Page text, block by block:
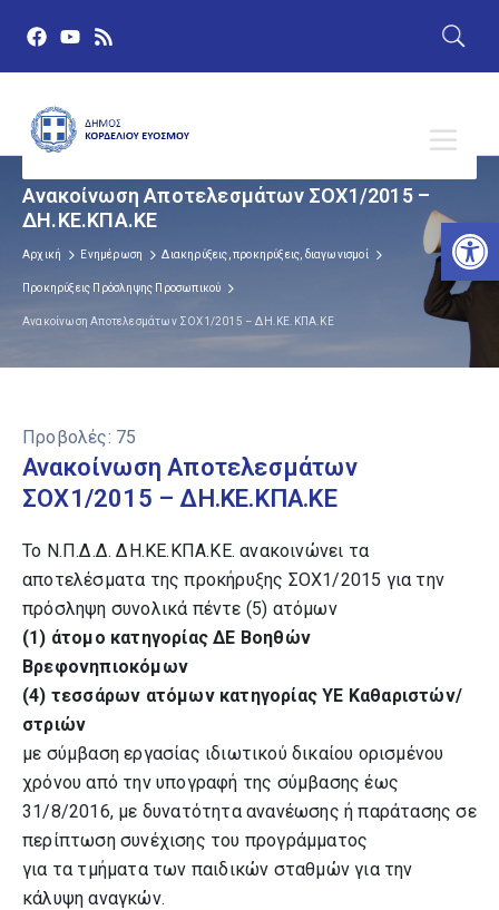
Ανακοίνωση Αποτελεσμάτων ΣΟΧ1/2015 –
ΔΗ.ΚΕ.ΚΠΑ.ΚΕ
Αρχική Ενημέρωση Διακηρύξεις, προκηρύξεις, διαγωνισμοί
Προκηρύξεις Πρόσληψης Προσωπικού
Ανακοίνωση Αποτελεσμάτων ΣΟΧ1/2015 – ΔΗ.ΚΕ.ΚΠΑ.ΚΕ
Προβολές: 75
Ανακοίνωση Αποτελεσμάτων
ΣΟΧ1/2015 – ΔΗ.ΚΕ.ΚΠΑ.ΚΕ
Το Ν.Π.Δ.Δ. ΔΗ.ΚΕ.ΚΠΑ.ΚΕ. ανακοινώνει τα
αποτελέσματα της προκήρυξης ΣΟΧ1/2015 για την
πρόσληψη συνολικά πέντε (5) ατόμων
(1) άτομο κατηγορίας ΔΕ Βοηθών
Βρεφονηπιοκόμων
(4) τεσσάρων ατόμων κατηγορίας ΥΕ Καθαριστών/
στριών
με σύμβαση εργασίας ιδιωτικού δικαίου ορισμένου
χρόνου από την υπογραφή της σύμβασης έως
31/8/2016, με δυνατότητα ανανέωσης ή παράτασης σε
περίπτωση συνέχισης του προγράμματος
για τα τμήματα των παιδικών σταθμών για την
κάλυψη αναγκών.